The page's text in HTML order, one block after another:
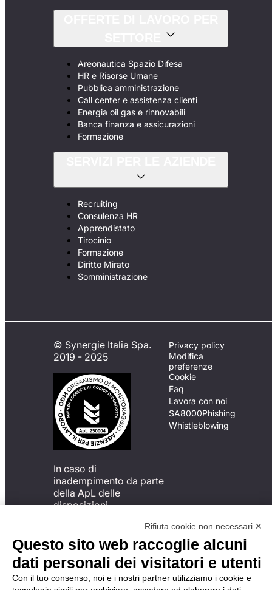
Areonautica Spazio Difesa
HR e Risorse Umane
Pubblica amministrazione
Call center e assistenza clienti
Energia oil gas e rinnovabili
Banca finanza e assicurazioni
Formazione
Recruiting
Consulenza HR
Apprendistato
Tirocinio
Formazione
Diritto Mirato
Somministrazione
© Synergie Italia Spa.
2019 - 2025
In caso di
inadempimento da parte
della ApL delle
disposizioni
possibile presentare un
reclamo
all’Organismo di
Monitoraggio utilizzando
una delle modalità
Privacy policy
Modifica
preferenze
Cookie
Faq
Lavora con noi
SA8000Phishing
Whistleblowing
Rifiuta cookie non necessari ✕
Questo sito web raccoglie alcuni
dati personali dei visitatori e utenti
Con il tuo consenso, noi e i nostri partner utilizziamo i cookie e